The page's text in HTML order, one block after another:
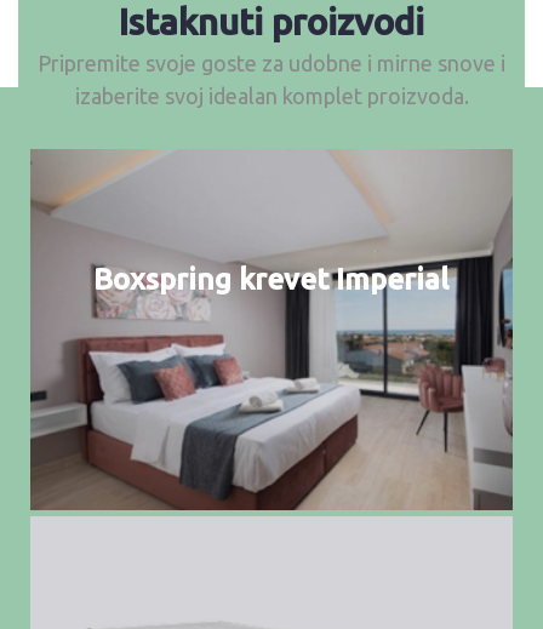
Istaknuti proizvodi
Pripremite svoje goste za udobne i mirne snove i
izaberite svoj idealan komplet proizvoda.
Boxspring krevet Imperial